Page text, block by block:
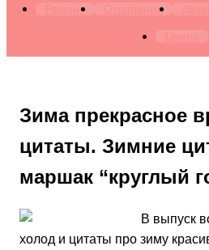
Ремонт Отопление
Зима прекрасное
цитаты. Зимние
маршак “круглый
В выпуск
холод и цитаты про зиму